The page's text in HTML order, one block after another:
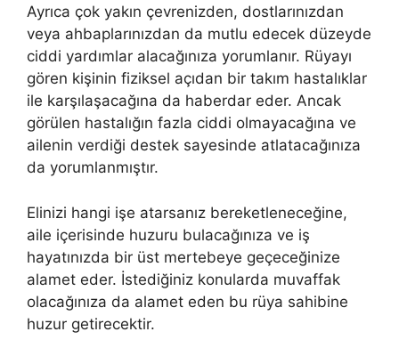
Ayrıca çok yakın çevrenizden, dostlarınızdan
veya ahbaplarınızdan da mutlu edecek düzeyde
ciddi yardımlar alacağınıza yorumlanır. Rüyayı
gören kişinin fiziksel açıdan bir takım hastalıklar
ile karşılaşacağına da haberdar eder. Ancak
görülen hastalığın fazla ciddi olmayacağına ve
ailenin verdiği destek sayesinde atlatacağınıza
da yorumlanmıştır.
Elinizi hangi işe atarsanız bereketleneceğine,
aile içerisinde huzuru bulacağınıza ve iş
hayatınızda bir üst mertebeye geçeceğinize
alamet eder. İstediğiniz konularda muvaffak
olacağınıza da alamet eden bu rüya sahibine
huzur getirecektir.